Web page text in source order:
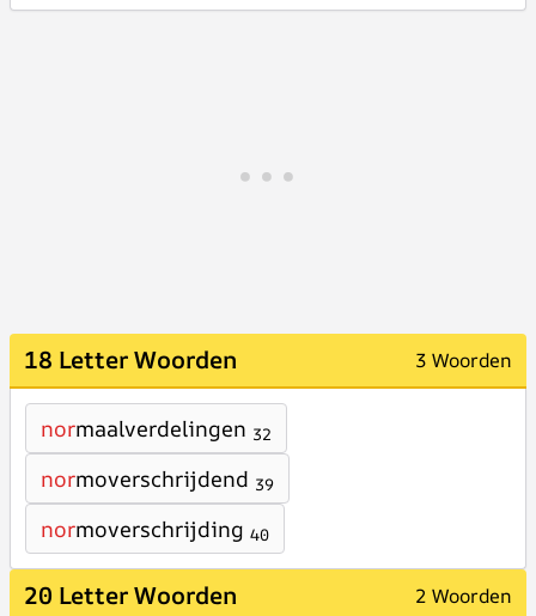
18 Letter Woorden 3 Woorden
normaalverdelingen 32
normoverschrijdend 39
normoverschrijding 40
20 Letter Woorden 2 Woorden